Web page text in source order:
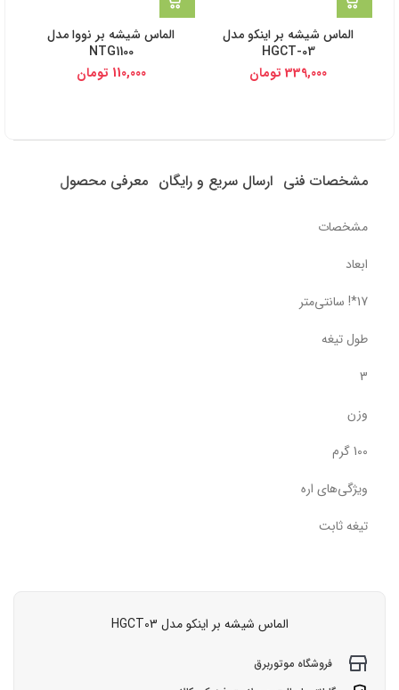
الماس شیشه بر اینکو مدل
HGCT-03
339,000 تومان
الماس شیشه بر نووا مدل
NTG1100
110,000 تومان
مشخصات فنی ارسال سریع و رایگان معرفی محصول
مشخصات
ابعاد
17*! سانتی‌متر
طول تیغه
3
وزن
100 گرم
ویژگی‌های اره
تیغه ثابت
الماس شیشه بر اینکو مدل HGCT03
فروشگاه موتوربرق